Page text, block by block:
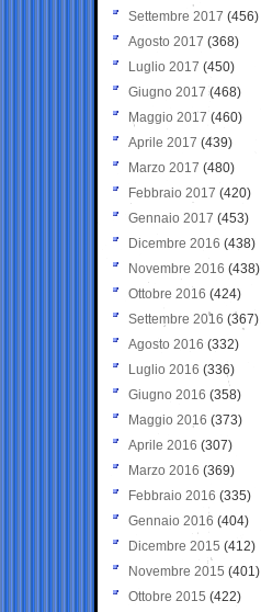
Settembre 2017 (456)
Agosto 2017 (368)
Luglio 2017 (450)
Giugno 2017 (468)
Maggio 2017 (460)
Aprile 2017 (439)
Marzo 2017 (480)
Febbraio 2017 (420)
Gennaio 2017 (453)
Dicembre 2016 (438)
Novembre 2016 (438)
Ottobre 2016 (424)
Settembre 2016 (367)
Agosto 2016 (332)
Luglio 2016 (336)
Giugno 2016 (358)
Maggio 2016 (373)
Aprile 2016 (307)
Marzo 2016 (369)
Febbraio 2016 (335)
Gennaio 2016 (404)
Dicembre 2015 (412)
Novembre 2015 (401)
Ottobre 2015 (422)